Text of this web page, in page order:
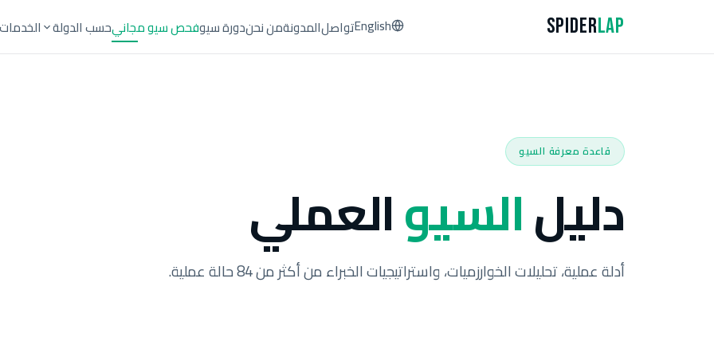
SpiderLap الخدمات حسب الدولةفحص سيو مجانيدورة سيومن نحنالمدونةتواصلEnglish
قاعدة معرفة السيو
دليلالسيوالعملي
أدلة عملية، تحليلات الخوارزميات، واستراتيجيات الخبراء من أكثر من 84 حالة عملية.